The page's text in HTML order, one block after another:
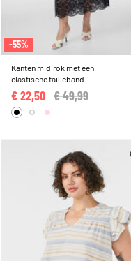
-55%
Kanten midirok met een
elastische tailleband
Price reduced
€ 49,99
€ 22,50